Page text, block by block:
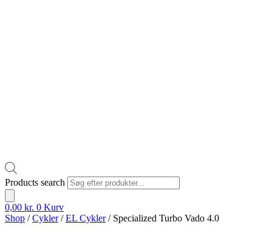
Products search
0,00 kr. 0 Kurv
Shop /Cykler/EL Cykler/ Specialized Turbo Vado 4.0